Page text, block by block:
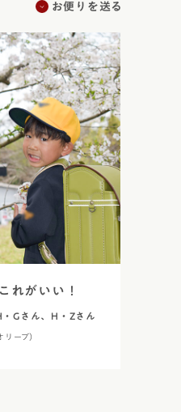
ゥ・アンジェール
ドバン
ドバン・アンティーク
ードバン・レイブラック
ルコードバン 夢こうろ
問
お便りを送る
れがいい！
Gさん、H・Zさん
リーブ）